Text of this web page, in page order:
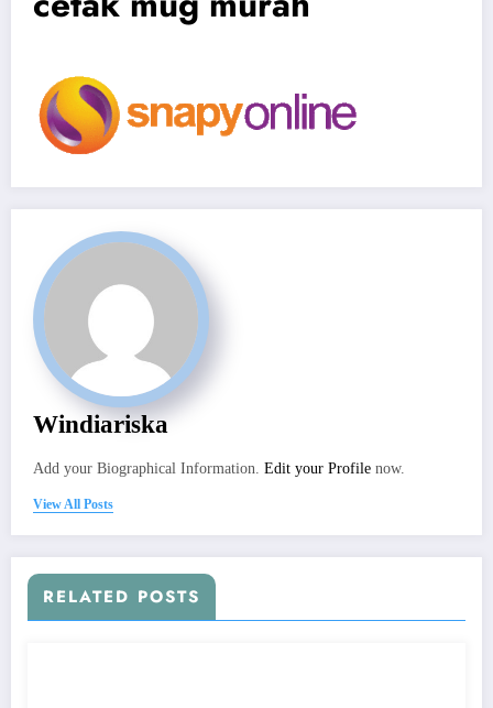
Windiariska
Add your Biographical Information. Edit your Profile now.
View All Posts
RELATED POSTS